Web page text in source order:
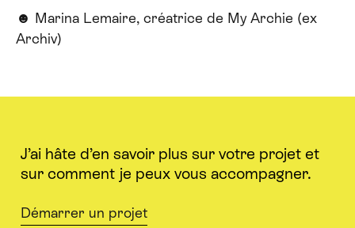
☻ Marina Lemaire, créatrice de My Archie (ex
Archiv)
J’ai hâte d’en savoir plus sur votre projet et
sur comment je peux vous accompagner.
Démarrer un projet